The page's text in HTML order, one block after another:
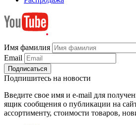
Имя фамилия
Email
Подписаться
Подпишитесь на новости
Введите свое имя и e-mail для
ящик сообщения о публикации на
ассортименту, стоимости товаров,